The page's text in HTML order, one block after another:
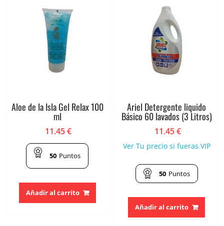
Aloe de la Isla Gel Relax 100
ml
11.45€
50 Puntos
Añadir al carrito
Ariel Detergente liquido
Básico 60 lavados (3 Litros)
11.45€
Ver Tu precio si fueras VIP
50 Puntos
Añadir al carrito